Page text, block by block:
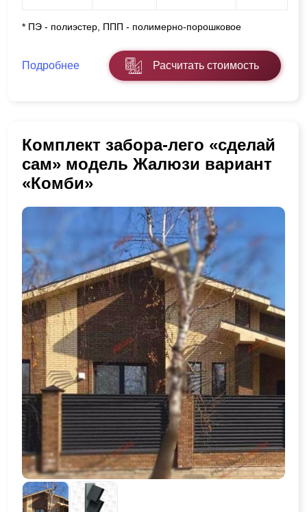
* ПЭ - полиэстер, ППП - полимерно-порошковое
Подробнее Расчитать стоимость
Комплект забора-лего «сделай
сам» модель Жалюзи вариант
«Комби»